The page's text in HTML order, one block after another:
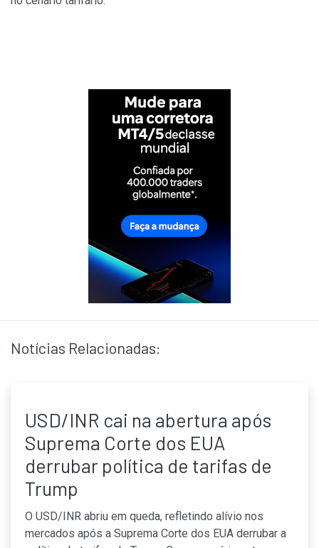
Notícias Relacionadas:
USD/INR cai na abertura após
Suprema Corte dos EUA
derrubar política de tarifas de
Trump
O USD/INR abriu em queda, refletindo alívio nos
mercados após a Suprema Corte dos EUA derrubar a